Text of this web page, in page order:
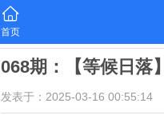
首页
068期：【等候日落
发表于：2025-03-16 00:55:14